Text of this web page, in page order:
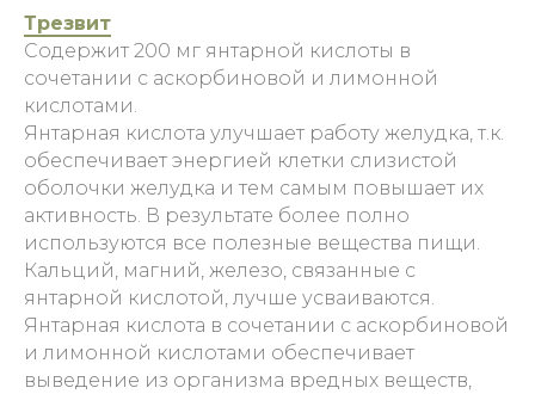
Трезвит
Содержит 200 мг янтарной кислоты в
сочетании с аскорбиновой и лимонной
кислотами.
Янтарная кислота улучшает работу желудка, т.к.
обеспечивает энергией клетки слизистой
оболочки желудка и тем самым повышает их
активность. В результате более полно
используются все полезные вещества пищи.
Кальций, магний, железо, связанные с
янтарной кислотой, лучше усваиваются.
Янтарная кислота в сочетании с аскорбиновой
и лимонной кислотами обеспечивает
выведение из организма вредных веществ,